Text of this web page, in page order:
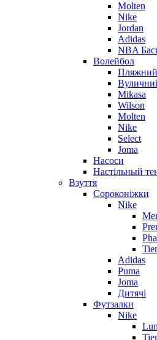
Molten
Nike
Jordan
Adidas
NBA
Волейбол
Пляжний
Mikasa
Wilson
Molten
Nike
Select
Joma
Насоси
Настільный
Взуття
Сороконіжки
Nike
Adidas
Puma
Joma
Дитячі
Футзалки
Nike